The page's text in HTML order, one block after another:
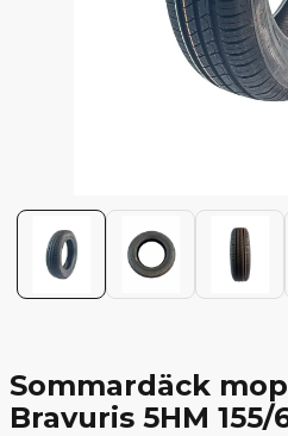
Sommardäck
Bravuris 5HM 155/